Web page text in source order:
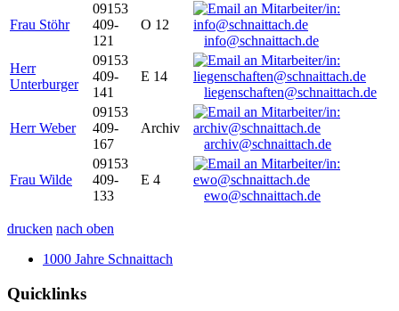
Frau Stöhr
09153
409-
121
O 12
info@schnaittach.de
Herr
Unterburger
09153
409-
141
E 14
liegenschaften@schnaittach.de
Herr Weber
09153
409-
167
Archiv
archiv@schnaittach.de
Frau Wilde
09153
409-
133
E 4
ewo@schnaittach.de
drucken nach oben
1000 Jahre Schnaittach
Quicklinks